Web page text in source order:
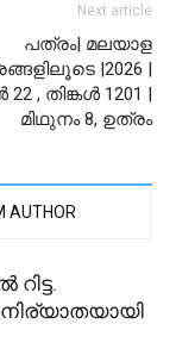
Next article
പത്രം| മലയാള
|2026 |
, തിങ്കള്‍ 1201 |
മിഥുനം 8, ഉത്രം
AUTHOR